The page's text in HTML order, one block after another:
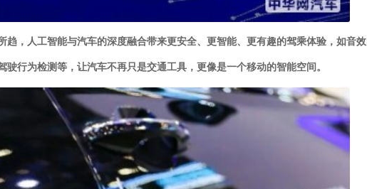
趋，人工智能与汽车的深度融合带来更安全、更智能、更有趣的驾乘体验，如音效
行为检测等，让汽车不再只是交通工具，更像是一个移动的智能空间。